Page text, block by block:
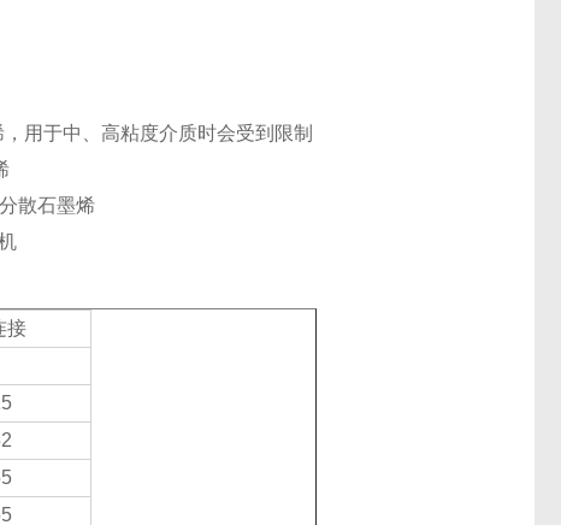
，用于中、高粘度介质时会受到限制
散石墨烯
接